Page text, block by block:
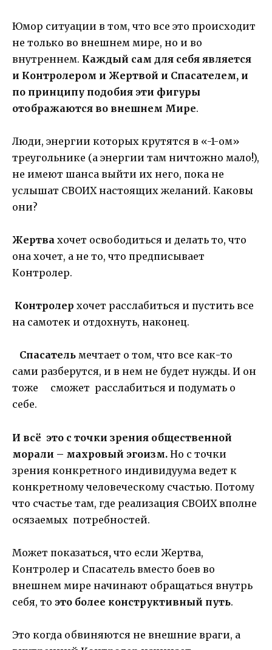
Юмор ситуации в том, что все это происходит
не только во внешнем мире, но и во
внутреннем. Каждый сам для себя является
и Контролером и Жертвой и Спасателем, и
по принципу подобия эти фигуры
отображаются во внешнем Мире.
Люди, энергии которых крутятся в «-1-ом»
треугольнике (а энергии там ничтожно мало!),
не имеют шанса выйти их него, пока не
услышат СВОИХ настоящих желаний. Каковы
они?
Жертва хочет освободиться и делать то, что
она хочет, а не то, что предписывает
Контролер.
Контролер хочет расслабиться и пустить все
на самотек и отдохнуть, наконец.
Спасатель мечтает о том, что все как-то
сами разберутся, и в нем не будет нужды. И он
тоже сможет расслабиться и подумать о
себе.
И всё это с точки зрения общественной
морали – махровый эгоизм. Но с точки
зрения конкретного индивидуума ведет к
конкретному человеческому счастью. Потому
что счастье там, где реализация СВОИХ вполне
осязаемых потребностей.
Может показаться, что если Жертва,
Контролер и Спасатель вместо боев во
внешнем мире начинают обращаться внутрь
себя, то это более конструктивный путь.
Это когда обвиняются не внешние враги, а